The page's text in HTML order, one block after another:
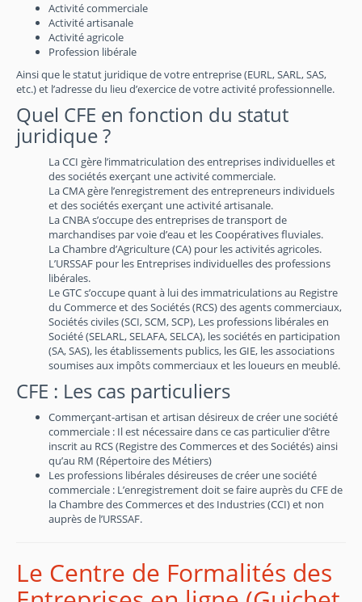
Activité commerciale
Activité artisanale
Activité agricole
Profession libérale
Ainsi que le statut juridique de votre entreprise (EURL, SARL, SAS,
etc.) et l’adresse du lieu d’exercice de votre activité professionnelle.
Quel CFE en fonction du statut
juridique ?
La CCI gère l’immatriculation des entreprises individuelles et
des sociétés exerçant une activité commerciale.
La CMA gère l’enregistrement des entrepreneurs individuels
et des sociétés exerçant une activité artisanale.
La CNBA s’occupe des entreprises de transport de
marchandises par voie d’eau et les Coopératives fluviales.
La Chambre d’Agriculture (CA) pour les activités agricoles.
L’URSSAF pour les Entreprises individuelles des professions
libérales.
Le GTC s’occupe quant à lui des immatriculations au Registre
du Commerce et des Sociétés (RCS) des agents commerciaux,
Sociétés civiles (SCI, SCM, SCP), Les professions libérales en
Société (SELARL, SELAFA, SELCA), les sociétés en participation
(SA, SAS), les établissements publics, les GIE, les associations
soumises aux impôts commerciaux et les loueurs en meublé.
CFE : Les cas particuliers
Commerçant-artisan et artisan désireux de créer une société
commerciale : Il est nécessaire dans ce cas particulier d’être
inscrit au RCS (Registre des Commerces et des Sociétés) ainsi
qu’au RM (Répertoire des Métiers)
Les professions libérales désireuses de créer une société
commerciale : L’enregistrement doit se faire auprès du CFE de
la Chambre des Commerces et des Industries (CCI) et non
auprès de l’URSSAF.
Le Centre de Formalités des